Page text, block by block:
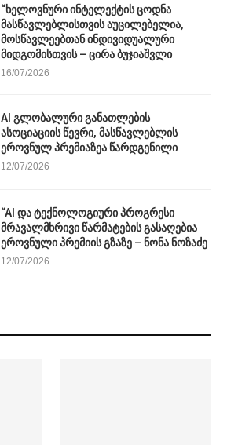
“ხელოვნური ინტელექტის ცოდნა
მასწავლებლისთვის აუცილებელია,
მოსწავლეებთან ინდივიდუალური
მიდგომისთვის – ცირა ბუჯიაშვლი
16/07/2026
AI გლობალური განათლების
ასოციაციის წევრი, მასწავლებლის
ეროვნულ პრემიაზეა წარდგენილი
12/07/2026
“AI და ტექნოლოგიური პროგრესი
მრავალმხრივი წარმატების გასაღებია
ეროვნული პრემიის გზაზე – ნონა ნოზაძე
12/07/2026